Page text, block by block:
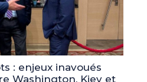
: enjeux inavoués
Washington, Kiev et